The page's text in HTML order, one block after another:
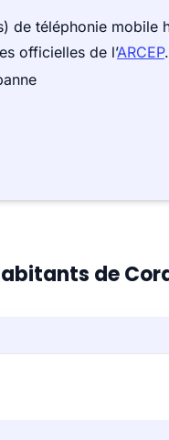
de téléphonie mobile
officielles de l’ARCEP.
de